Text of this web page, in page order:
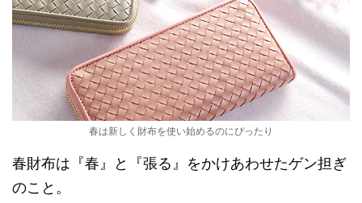
春は新しく財布を使い始めるのにぴったり
春財布は『春』と『張る』をかけあわせたゲン担ぎ
のこと。